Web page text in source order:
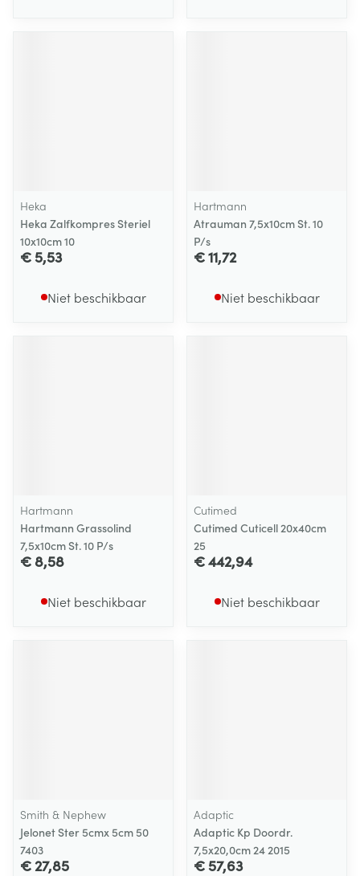
Heka
Heka Zalfkompres Steriel
10x10cm 10
€ 5,53
Niet beschikbaar
Hartmann
Atrauman 7,5x10cm St. 10
P/s
€ 11,72
Niet beschikbaar
Hartmann
Hartmann Grassolind
7,5x10cm St. 10 P/s
€ 8,58
Niet beschikbaar
Cutimed
Cutimed Cuticell 20x40cm
25
€ 442,94
Niet beschikbaar
Smith & Nephew
Jelonet Ster 5cmx 5cm 50
7403
€ 27,85
Adaptic
Adaptic Kp Doordr.
7,5x20,0cm 24 2015
€ 57,63